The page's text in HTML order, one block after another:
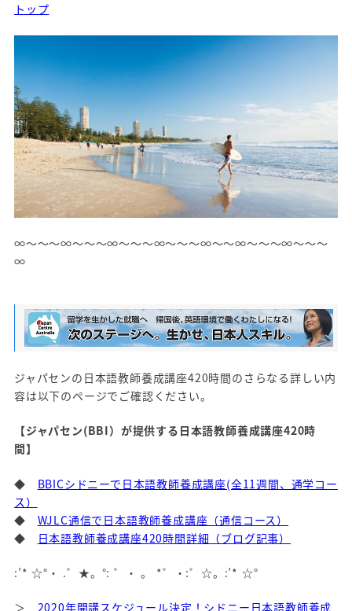
トップ
∞～～～∞～～～∞～～～∞～～～∞～～∞～～～∞～～～
∞
ジャパセンの日本語教師養成講座420時間のさらなる詳しい内
容は以下のページでご確認ください。
【ジャパセン(BBI）が提供する日本語教師養成講座420時
間】
◆ BBICシドニーで日本語教師養成講座(全11週間、通学コー
ス）
◆ WJLC通信で日本語教師養成講座（通信コース）
◆
日本語教師養成講座420時間詳細（ブログ記事）
:’* ☆°・ .゜★。°: ゜・ 。 *゜・:゜☆。:’* ☆°
＞ 2020年開講スケジュール決定！シドニー日本語教師養成